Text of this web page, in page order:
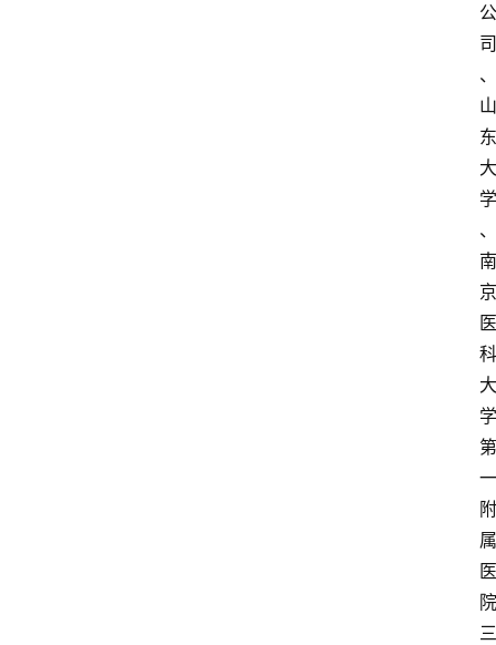
公
司
、
山
东
大
学
、
南
京
医
科
大
学
第
一
附
属
医
院
三